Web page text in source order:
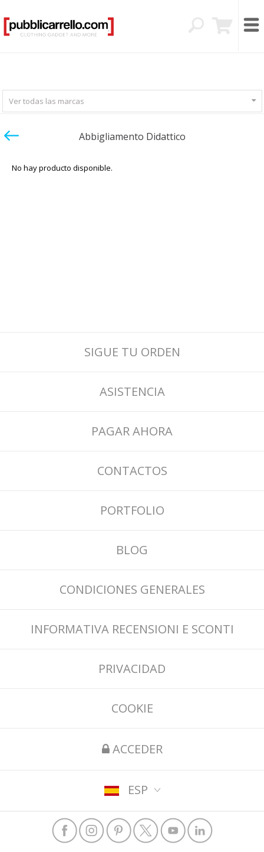
Ver todas las marcas
Abbigliamento Didattico
No hay producto disponible.
SIGUE TU ORDEN
ASISTENCIA
PAGAR AHORA
CONTACTOS
PORTFOLIO
BLOG
CONDICIONES GENERALES
INFORMATIVA RECENSIONI E SCONTI
PRIVACIDAD
COOKIE
ACCEDER
ESP